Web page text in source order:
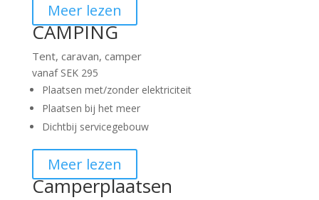
Meer lezen
CAMPING
Tent, caravan, camper
vanaf SEK 295
Plaatsen met/zonder elektriciteit
Plaatsen bij het meer
Dichtbij servicegebouw
Meer lezen
Camperplaatsen